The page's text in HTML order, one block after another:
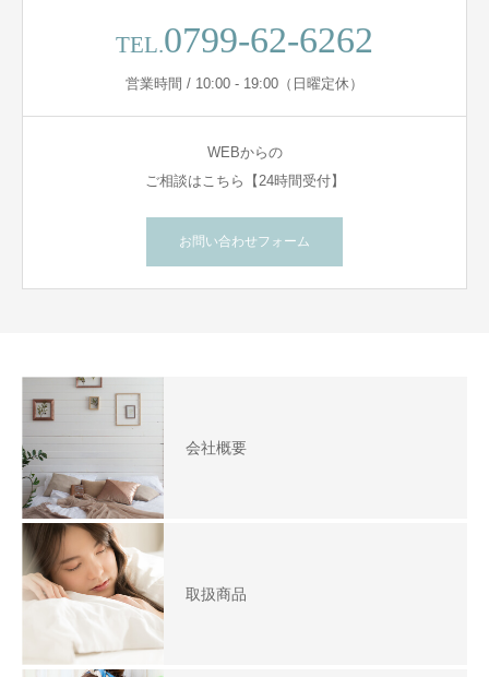
TEL.0799-62-6262
営業時間 / 10:00 - 19:00（日曜定休）
WEBからの
ご相談はこちら【24時間受付】
お問い合わせフォーム
会社概要
取扱商品